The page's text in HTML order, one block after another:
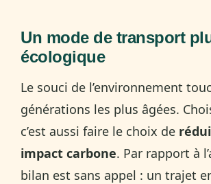
Un mode de transport
écologique
Le souci de l’environnement
générations les plus âgées.
c’est aussi faire le choix de
impact carbone. Par rapport à
bilan est sans appel : un trajet